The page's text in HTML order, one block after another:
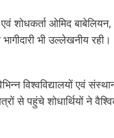
शोधकर्ता ओमिद बाबेलियन,
भी उल्लेखनीय रही।
विश्वविद्यालयों एवं
से पहुंचे शोधार्थियों ने